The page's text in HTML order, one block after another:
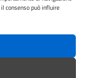
consenso può influire